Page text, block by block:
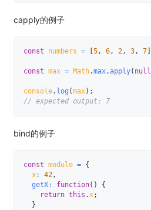
capply的例子
const numbers = [5, 6, 2, 3, 7
const max = Math.max.apply( null
console. log (max) ;
// expected output: 7
bind的例子
const module = {
  x
: 42,
getX: function( )
{
return this .x;
}